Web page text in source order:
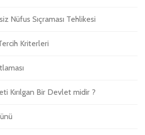
Nüfus Sıçraması Tehlikesi
Kriterleri
Kırılgan Bir Devlet midir ?